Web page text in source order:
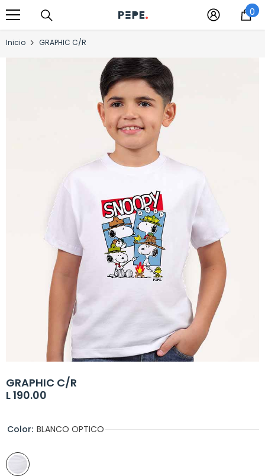
Saltar al contenido 0 0
Inicio GRAPHIC C/R
GRAPHIC C/R
L 190.00
Color: BLANCO OPTICO